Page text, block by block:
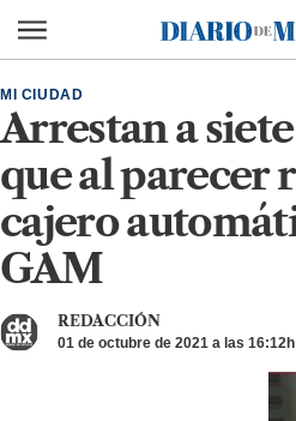
Diario de México
Arrestan a
que al parecer
cajero
GAM
MI CIUDAD
REDACCIÓN
01 de octubre de 2021 a las 16:12h